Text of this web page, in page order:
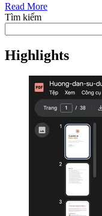
Read More
Tìm kiếm
Highlights